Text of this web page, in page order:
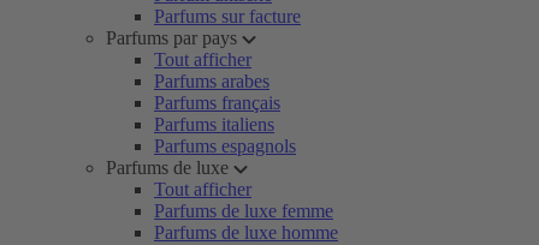
Parfums sur facture
Parfums par pays
Tout afficher
Parfums arabes
Parfums français
Parfums italiens
Parfums espagnols
Parfums de luxe
Tout afficher
Parfums de luxe femme
Parfums de luxe homme